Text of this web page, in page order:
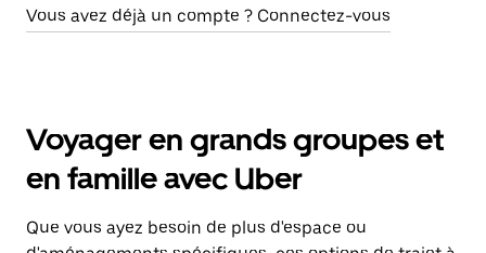
Vous avez déjà un compte ? Connectez-vous
Voyager en grands groupes et
en famille avec Uber
Que vous ayez besoin de plus d'espace ou